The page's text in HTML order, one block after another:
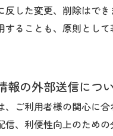
反した変更、削除はで
することも、原則とし
報の外部送信につい
、ご利用者様の関心に
信、利便性向上のため